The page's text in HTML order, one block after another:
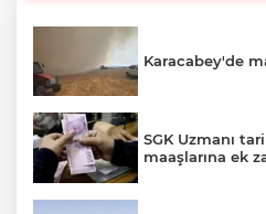
Karacabey'de
SGK Uzmanı
maaşlarına ek